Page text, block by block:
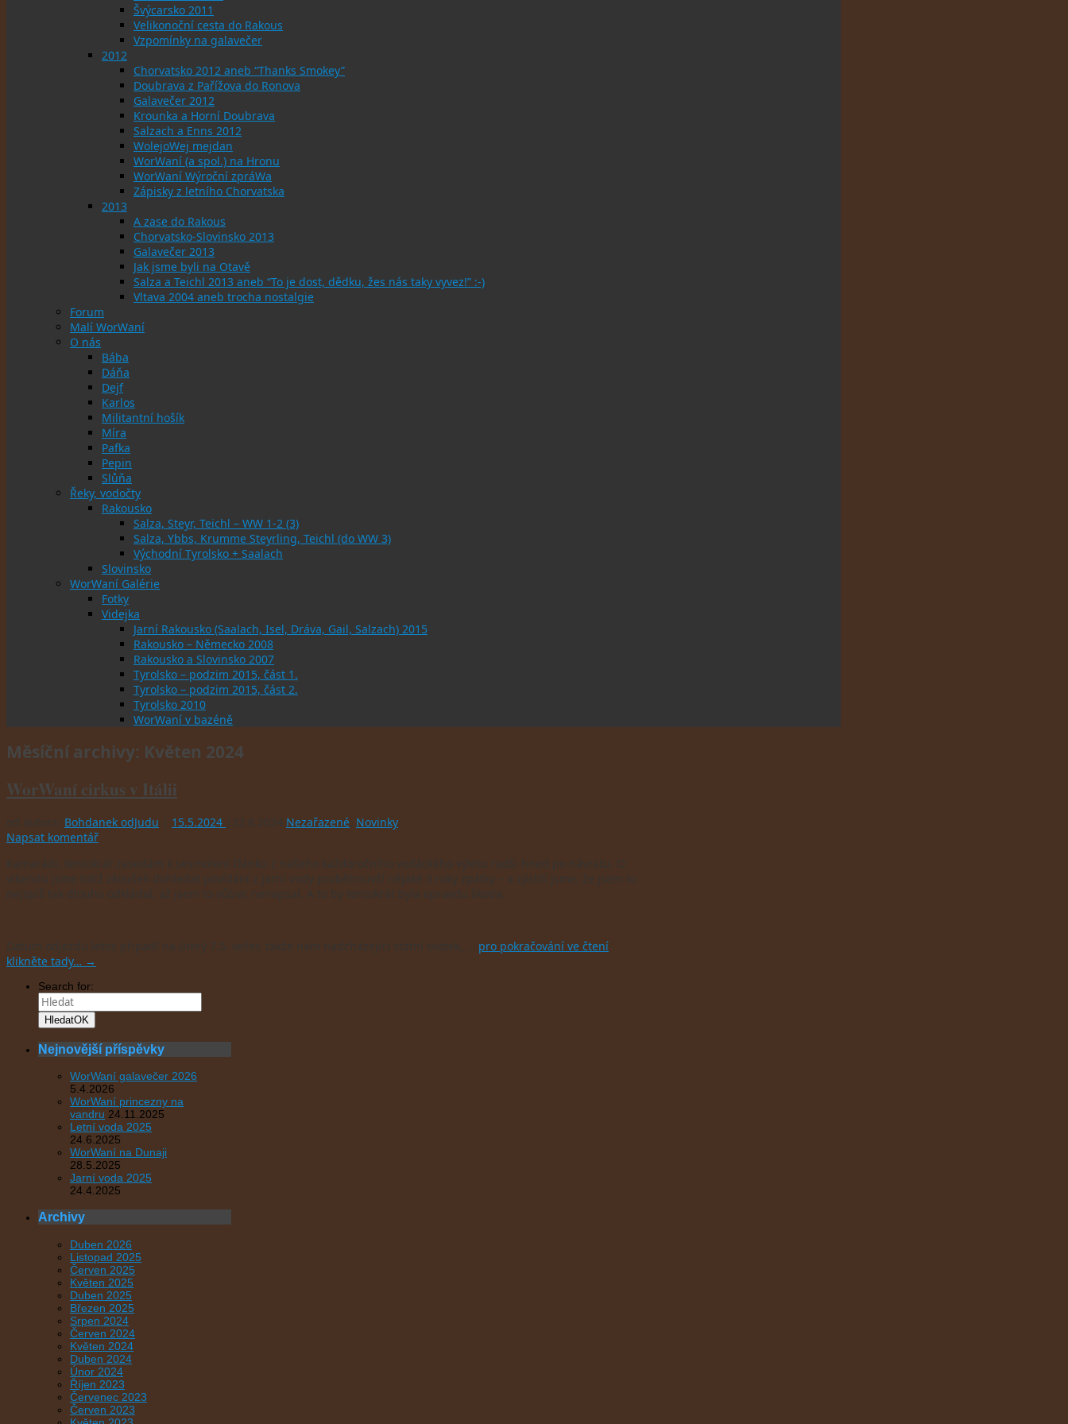
Švýcarsko 2011
Velikonoční cesta do Rakous
Vzpomínky na galavečer
2012
Chorvatsko 2012 aneb “Thanks Smokey”
Doubrava z Pařížova do Ronova
Galavečer 2012
Krounka a Horní Doubrava
Salzach a Enns 2012
WolejoWej mejdan
WorWaní (a spol.) na Hronu
WorWaní Wýroční zpráWa
Zápisky z letního Chorvatska
2013
A zase do Rakous
Chorvatsko-Slovinsko 2013
Galavečer 2013
Jak jsme byli na Otavě
Salza a Teichl 2013 aneb “To je dost, dědku, žes nás taky vyvez!” :-)
Vltava 2004 aneb trocha nostalgie
Forum
Malí WorWaní
O nás
Bába
Dáňa
Dejf
Karlos
Militantní hošík
Míra
Pafka
Pepin
Slůňa
Řeky, vodočty
Rakousko
Salza, Steyr, Teichl – WW 1-2 (3)
Salza, Ybbs, Krumme Steyrling, Teichl (do WW 3)
Východní Tyrolsko + Saalach
Slovinsko
WorWaní Galérie
Fotky
Videjka
Jarní Rakousko (Saalach, Isel, Dráva, Gail, Salzach) 2015
Rakousko – Německo 2008
Rakousko a Slovinsko 2007
Tyrolsko – podzim 2015, část 1.
Tyrolsko – podzim 2015, část 2.
Tyrolsko 2010
WorWaní v bazéně
Měsíční archivy: Květen 2024
WorWaní cirkus v Itálii
Bohdanek odJudu 15.5.2024 Nezařazené Novinky
Napsat komentář
pro pokračování ve čtení
klikněte tady… →
Search for:
HledatOK
Nejnovější příspěvky
WorWaní galavečer 2026
5.4.2026
WorWaní princezny na
vandru 24.11.2025
Letní voda 2025
24.6.2025
WorWaní na Dunaji
28.5.2025
Jarní voda 2025
24.4.2025
Archivy
Duben 2026
Listopad 2025
Červen 2025
Květen 2025
Duben 2025
Březen 2025
Srpen 2024
Červen 2024
Květen 2024
Duben 2024
Únor 2024
Říjen 2023
Červenec 2023
Červen 2023